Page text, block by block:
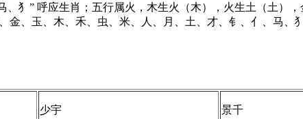
” 呼应生肖；五行属火，木生火（木），火生土（土）
金、玉、木、禾、虫、米、人、月、土、才、钅、亻、马、
少宇 景千